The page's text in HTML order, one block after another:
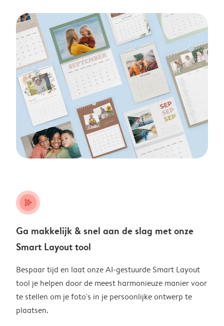
stars_plus
Ga makkelijk & snel aan de slag met onze
Smart Layout tool
Bespaar tijd en laat onze AI-gestuurde Smart Layout
tool je helpen door de meest harmonieuze manier voor
te stellen om je foto's in je persoonlijke ontwerp te
plaatsen.